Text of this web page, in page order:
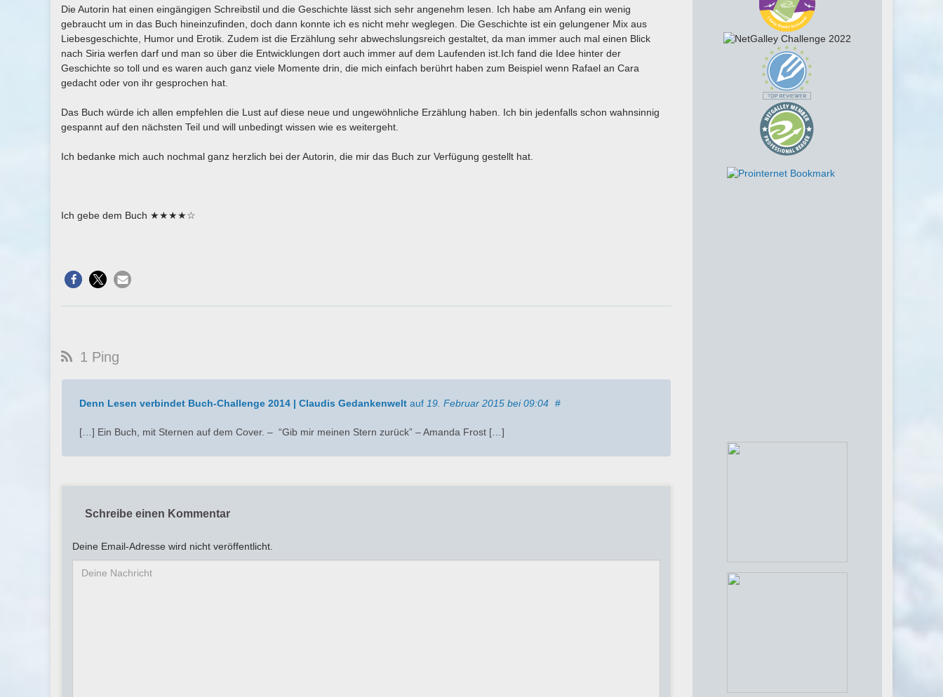
Die Autorin hat einen eingängigen Schreibstil und die Geschichte lässt sich sehr angenehm lesen. Ich habe am Anfang ein wenig
gebraucht um in das Buch hineinzufinden, doch dann konnte ich es nicht mehr weglegen. Die Geschichte ist ein gelungener Mix aus
Liebesgeschichte, Humor und Erotik. Zudem ist die Erzählung sehr abwechslungsreich gestaltet, da man immer auch mal einen Blick
nach Siria werfen darf und man so über die Entwicklungen dort auch immer auf dem Laufenden ist.Ich fand die Idee hinter der
Geschichte so toll und es waren auch ganz viele Momente drin, die mich einfach berührt haben zum Beispiel wenn Rafael an Cara
gedacht oder von ihr gesprochen hat.
Das Buch würde ich allen empfehlen die Lust auf diese neue und ungewöhnliche Erzählung haben. Ich bin jedenfalls schon wahnsinnig
gespannt auf den nächsten Teil und will unbedingt wissen wie es weitergeht.
Ich bedanke mich auch nochmal ganz herzlich bei der Autorin, die mir das Buch zur Verfügung gestellt hat.
Ich gebe dem Buch ★★★★☆
1 Ping
Denn Lesen verbindet Buch-Challenge 2014 | Claudis Gedankenwelt auf 19. Februar 2015 bei 09:04 #
[…] Ein Buch, mit Sternen auf dem Cover. – “Gib mir meinen Stern zurück” – Amanda Frost […]
Schreibe einen Kommentar
Deine Email-Adresse wird nicht veröffentlicht.